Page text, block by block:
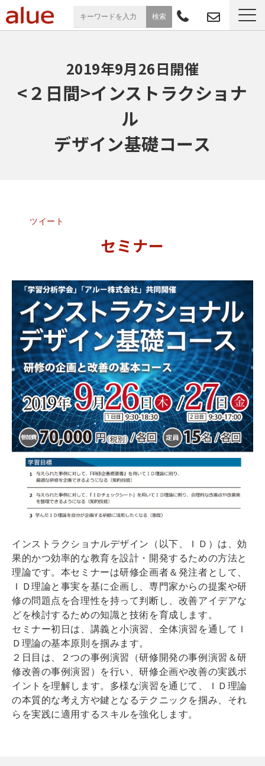
お役立ち情報
セミナー
2019年9月26日開催
<２日間>インストラクショナ
ル
デザイン基礎コース
ツイート
セミナー
インストラクショナルデザイン（以下、ＩＤ）は、効
果的かつ効率的な教育を設計・開発するための方法と
理論です。本セミナーは研修企画者＆発注者として、
ＩＤ理論と事実を基に企画し、専門家からの提案や研
修の問題点を合理性を持って判断し、改善アイデアな
どを検討するための知識と技術を育成します。
セミナー初日は、講義と小演習、全体演習を通してＩ
Ｄ理論の基本原則を掴みます。
２日目は、２つの事例演習（研修開発の事例演習＆研
修改善の事例演習）を行い、研修企画や改善の実践ポ
イントを理解します。多様な演習を通じて、ＩＤ理論
の本質的な考え方や鍵となるテクニックを掴み、それ
らを実践に適用するスキルを強化します。